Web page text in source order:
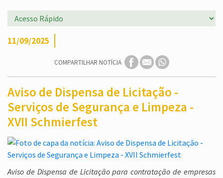
11/09/2025
COMPARTILHAR NOTÍCIA
Aviso de Dispensa de Licitação -
Serviços de Segurança e Limpeza -
XVII Schmierfest
Aviso de Dispensa de Licitação para contratação de empresas